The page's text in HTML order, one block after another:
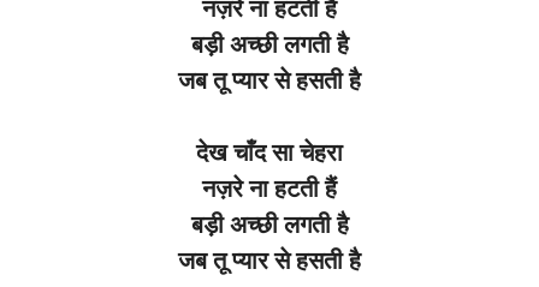
नज़रे ना हटती हैं
बड़ी अच्छी लगती है
जब तू प्यार से हसती है
देख चाँद सा चेहरा
नज़रे ना हटती हैं
बड़ी अच्छी लगती है
जब तू प्यार से हसती है